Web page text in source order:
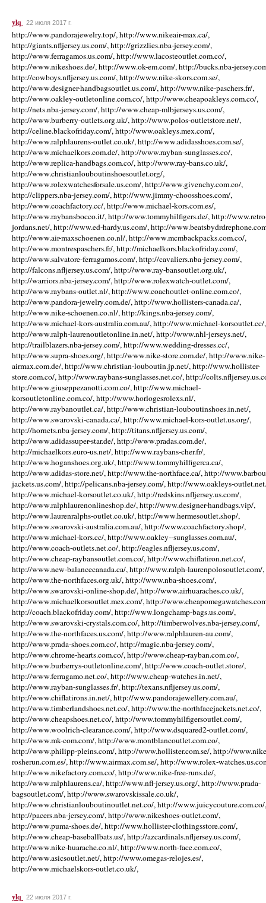
ylq 22 июля 2017 г.
http://www.pandorajewelry.top/, http://www.nikeair-max.ca/,
http://giants.nfljersey.us.com/, http://grizzlies.nba-jersey.com/,
http://www.ferragamos.us.com/, http://www.lacosteoutlet.com.co/,
http://www.nikeshoes.de/, http://www.ok-em.com/, http://bucks.nba-
http://cowboys.nfljersey.us.com/, http://www.nike-skors.com.se/,
http://www.designer-handbagsoutlet.us.com/, http://www.nike-paschers.fr/,
http://www.oakley-outletonline.com.co/, http://www.cheapoakleys.com.co/,
http://nets.nba-jersey.com/, http://www.cheap-mlbjerseys.us.com/,
http://www.burberry-outlets.org.uk/, http://www.polos-outletstore.net/,
http://celine.blackofriday.com/, http://www.oakleys.mex.com/,
http://www.ralphlaurens-outlet.co.uk/, http://www.adidasshoes.com.se/,
http://www.michaelkors.com.de/, http://www.rayban-sunglasses.co/,
http://www.replica-handbags.com.co/, http://www.ray-bans.co.uk/,
http://www.christianlouboutinshoesoutlet.org/,
http://www.rolexwatchesforsale.us.com/, http://www.givenchy.com.co/,
http://clippers.nba-jersey.com/, http://www.jimmy-choosshoes.com/,
http://www.coachfactory.cc/, http://www.michael-kors.com.es/,
http://www.raybansbocco.it/, http://www.tommyhilfigers.de/, http://
jordans.net/, http://www.ed-hardy.us.com/, http://
http://www.air-maxschoenen.co.nl/, http://www.mcmbackpacks.com.co/,
http://www.montrespaschers.fr/, http://michaelkors.blackofriday.com/,
http://www.salvatore-ferragamos.com/, http://cavaliers.nba-jersey.com/,
http://falcons.nfljersey.us.com/, http://www.ray-bansoutlet.org.uk/,
http://warriors.nba-jersey.com/, http://www.rolexwatch-outlet.com/,
http://www.raybans-outlet.nl/, http://www.coachoutlet-online.com.co/,
http://www.pandora-jewelry.com.de/, http://www.hollisters-canada.ca/,
http://www.nike-schoenen.co.nl/, http://kings.nba-jersey.com/,
http://www.michael-kors-australia.com.au/, http://www.michael-korsoutlet.cc/,
http://www.ralph-laurenoutletonline.in.net/, http://www.nhl-jerseys.net/,
http://trailblazers.nba-jersey.com/, http://www.wedding-dresses.cc/,
http://www.supra-shoes.org/, http://www.nike-store.com.de/, http://www.nike-
airmax.com.de/, http://www.christian-louboutin.jp.net/, http://www.hollister-
store.com.co/, http://www.raybans-sunglasses.net.co/, http://
http://www.giuseppezanotti.com.co/, http://www.michael-
korsoutletonline.com.co/, http://www.horlogesrolexs.nl/,
http://www.raybanoutlet.ca/, http://www.christian-louboutinshoes.in.net/,
http://www.swarovski-canada.ca/, http://www.michael-kors-outlet.us.org/,
http://hornets.nba-jersey.com/, http://titans.nfljersey.us.com/,
http://www.adidassuper-star.de/, http://www.pradas.com.de/,
http://michaelkors.euro-us.net/, http://www.raybans-cher.fr/,
http://www.hoganshoes.org.uk/, http://www.tommyhilfigerca.ca/,
http://www.adidas-store.net/, http://www.the-northface.ca/, http://
jackets.us.com/, http://pelicans.nba-jersey.com/, http://www.oakleys-
http://www.michael-korsoutlet.co.uk/, http://redskins.nfljersey.us.com/,
http://www.ralphlaurenonlineshop.de/, http://www.designer-handbags.vip/,
http://www.laurenralphs-outlet.co.uk/, http://www.hermesoutlet.shop/,
http://www.swarovski-australia.com.au/, http://www.coachfactory.shop/,
http://www.michael-kors.cc/, http://www.oakley--sunglasses.com.au/,
http://www.coach-outlets.net.co/, http://eagles.nfljersey.us.com/,
http://www.cheap-raybansoutlet.com.co/, http://www.chiflatiron.net.co/,
http://www.new-balancecanada.ca/, http://www.ralph-laurenpolosoutlet.com/,
http://www.the-northfaces.org.uk/, http://www.nba-shoes.com/,
http://www.swarovski-online-shop.de/, http://www.airhuaraches.co.uk/,
http://www.michaelkorsoutlet.mex.com/, http://
http://coach.blackofriday.com/, http://www.longchamp-bags.us.com/,
http://www.swarovski-crystals.com.co/, http://timberwolves.nba-jersey.com/,
http://www.the-northfaces.us.com/, http://www.ralphlauren-au.com/,
http://www.prada-shoes.com.co/, http://magic.nba-jersey.com/,
http://www.chrome-hearts.com.co/, http://www.cheap-rayban.com.co/,
http://www.burberrys-outletonline.com/, http://www.coach-outlet.store/,
http://www.ferragamo.net.co/, http://www.cheap-watches.in.net/,
http://www.rayban-sunglasses.fr/, http://texans.nfljersey.us.com/,
http://www.chiflatirons.in.net/, http://www.pandorajewellery.com.au/,
http://www.timberlandshoes.net.co/, http://www.the-northfacejackets.net.co/,
http://www.cheapshoes.net.co/, http://www.tommyhilfigersoutlet.com/,
http://www.woolrich-clearance.com/, http://www.dsquared2-outlet.com/,
http://www.mk-com.com/, http://www.montblancoutlet.com.co/,
http://www.philipp-pleins.com/, http://www.hollister.com.se/, http://
rosherun.com.es/, http://www.airmax.com.se/, http://www.rolex-
http://www.nikefactory.com.co/, http://www.nike-free-runs.de/,
http://www.ralphlaurens.ca/, http://www.nfl-jersey.us.org/, http://www.prada-
bagsoutlet.com/, http://www.swarovskissale.co.uk/,
http://www.christianlouboutinoutlet.net.co/, http://www.juicycouture.com.co/,
http://pacers.nba-jersey.com/, http://www.nikeshoes-outlet.com/,
http://www.puma-shoes.de/, http://www.hollister-clothingsstore.com/,
http://www.cheap-baseballbats.us/, http://azcardinals.nfljersey.us.com/,
http://www.nike-huarache.co.nl/, http://www.north-face.com.co/,
http://www.asicsoutlet.net/, http://www.omegas-relojes.es/,
http://www.michaelskors-outlet.co.uk/,
ylq 22 июля 2017 г.